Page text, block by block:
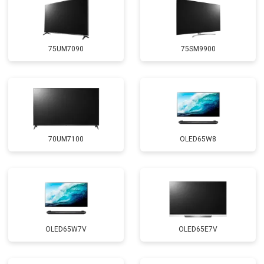
75UM7090 75SM9900
70UM7100 OLED65W8
OLED65W7V OLED65E7V